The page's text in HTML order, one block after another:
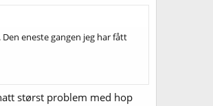
eneste gangen jeg har fått
størst problem med hop